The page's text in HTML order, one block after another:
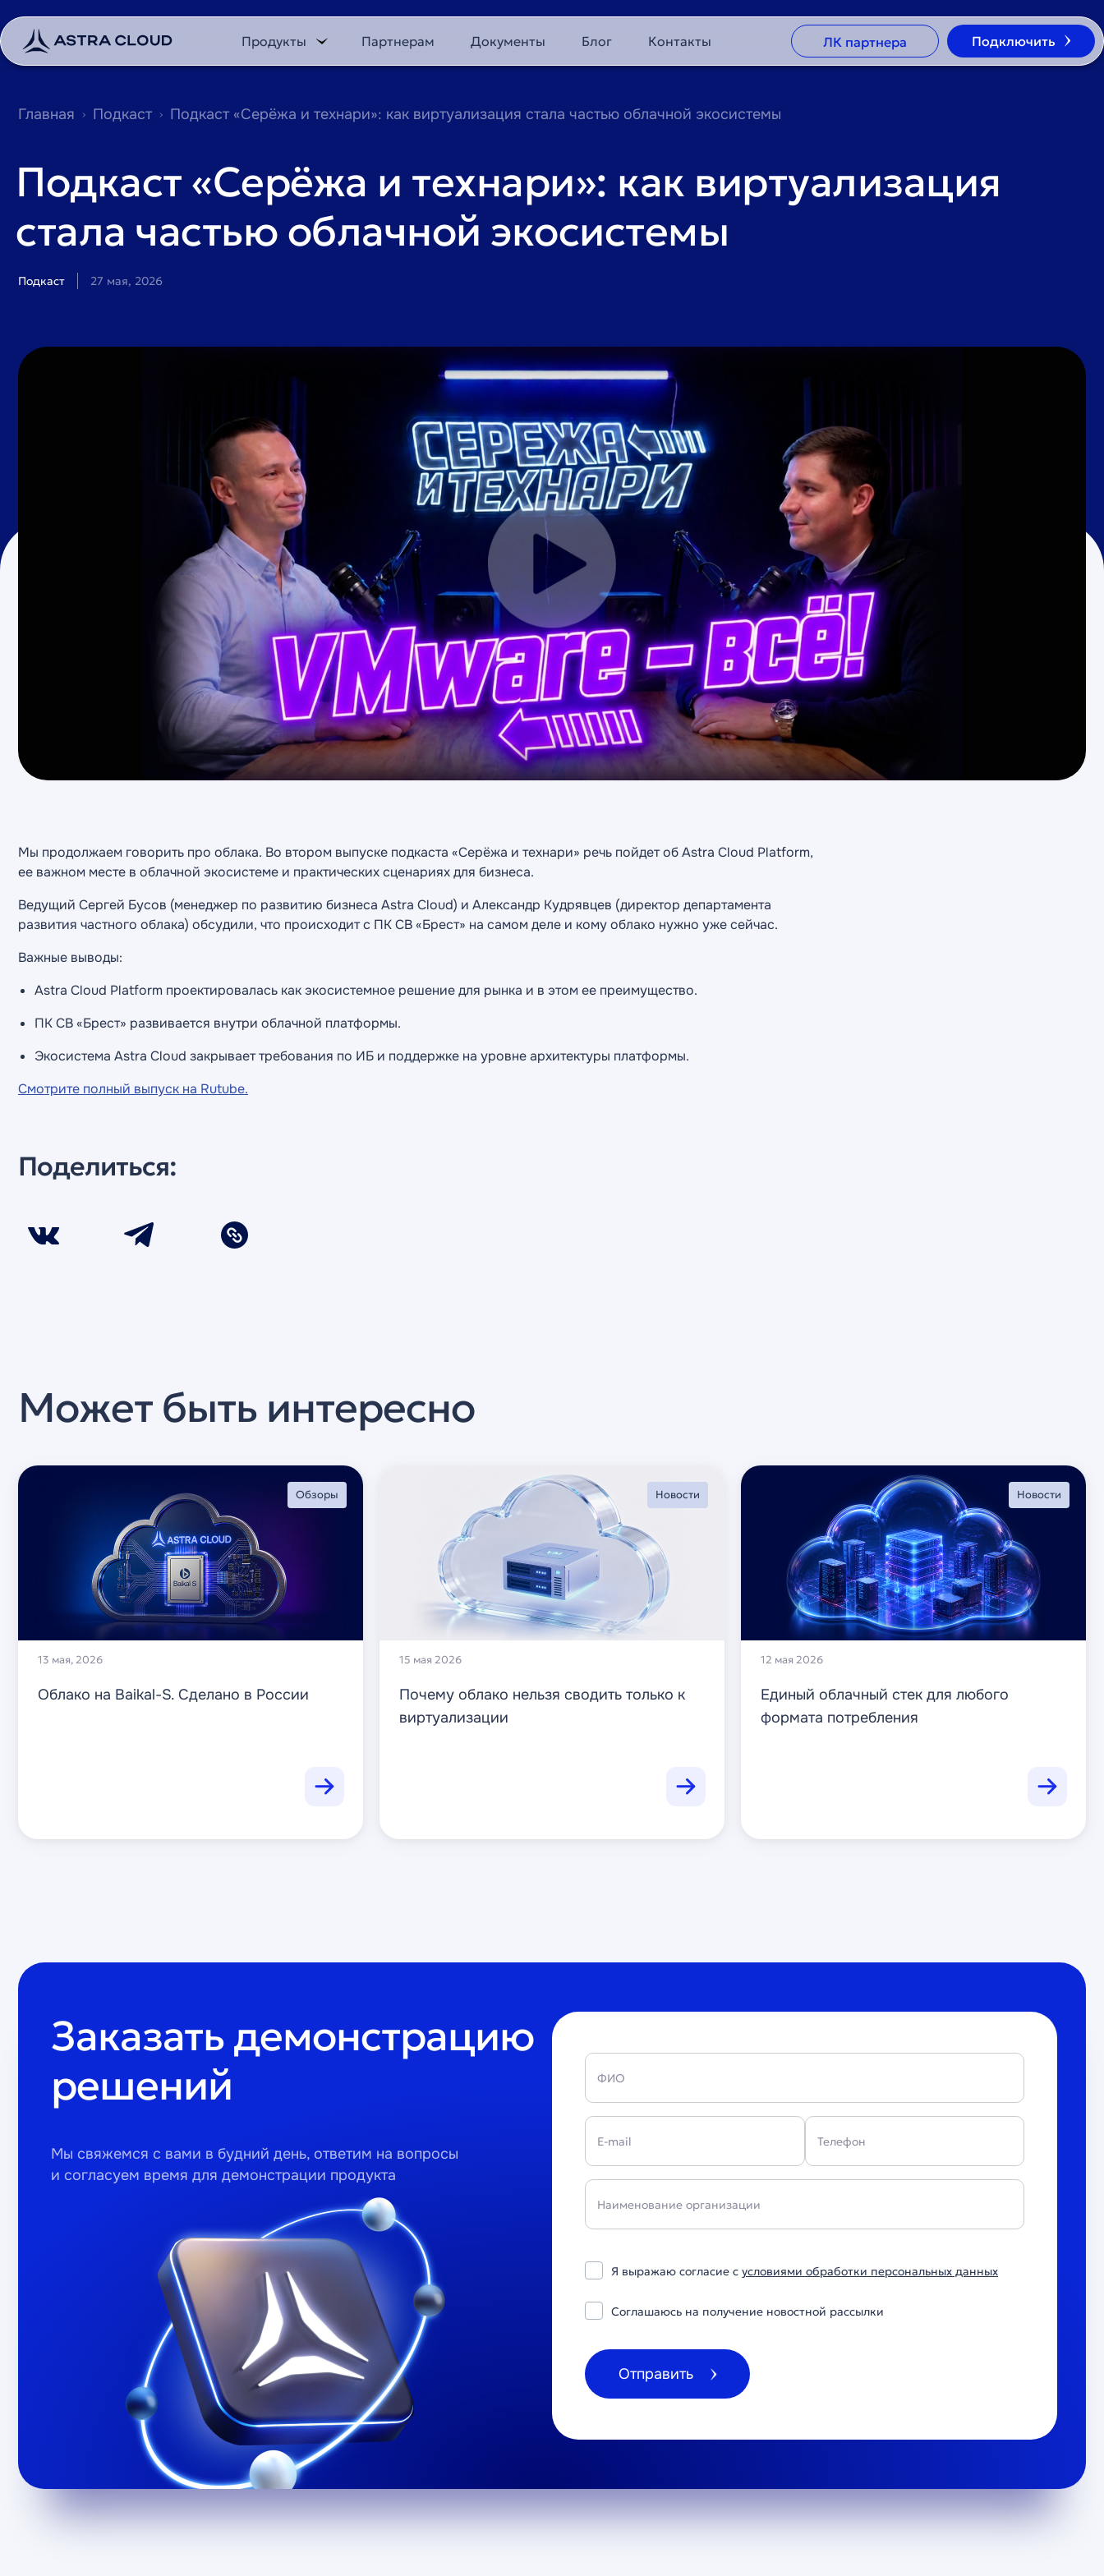
Продукты Партнерам Документы Блог Контакты ЛК партнера Подключить
Главная Подкаст Подкаст «Серёжа и технари»: как виртуализация стала частью облачной экосистемы
Подкаст «Серёжа и технари»: как виртуализация
стала частью облачной экосистемы
Подкаст 27 мая, 2026
Мы продолжаем говорить про облака. Во втором выпуске подкаста «Серёжа и технари» речь пойдет об Astra Cloud Platform,
ее важном месте в облачной экосистеме и практических сценариях для бизнеса.
Ведущий Сергей Бусов (менеджер по развитию бизнеса Astra Cloud) и Александр Кудрявцев (директор департамента
развития частного облака) обсудили, что происходит с ПК СВ «Брест» на самом деле и кому облако нужно уже сейчас.
Важные выводы:
Astra Cloud Platform проектировалась как экосистемное решение для рынка и в этом ее преимущество.
ПК СВ «Брест» развивается внутри облачной платформы.
Экосистема Astra Cloud закрывает требования по ИБ и поддержке на уровне архитектуры платформы.
Смотрите полный выпуск на Rutube.
Поделиться:
Может быть интересно
Обзоры
13 мая, 2026
Облако на Baikal-S. Сделано в России
Новости
15 мая 2026
Почему облако нельзя сводить только к
виртуализации
Новости
12 мая 2026
Единый облачный стек для любого
формата потребления
Заказать демонстрацию
решений
Мы свяжемся с вами в будний день, ответим на вопросы
и согласуем время для демонстрации продукта
ФИО
E-mail Телефон
Наименование организации
Я выражаю согласие с условиями обработки персональных данных
Соглашаюсь на получение новостной рассылки
Отправить